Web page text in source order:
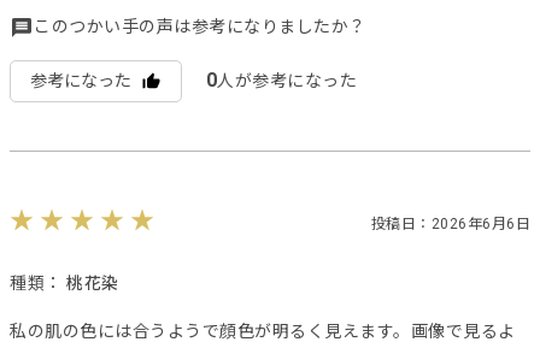
このつかい手の声は参考になりましたか？
参考になった 0人が参考になった
投稿日：2026年6月6日
種類： 桃花染
私の肌の色には合うようで顔色が明るく見えます。画像で見るよ